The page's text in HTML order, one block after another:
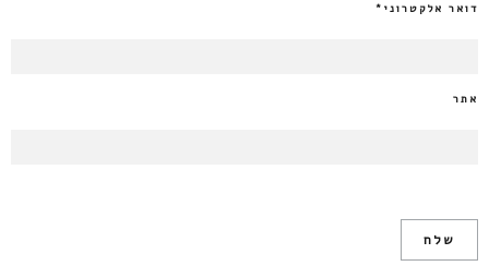
דואר אלקטרוני *
אתר